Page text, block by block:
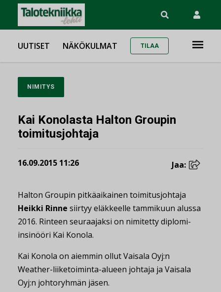
UUTISET NÄKÖKULMAT TILAA
NIMITYS
Kai Konolasta Halton Groupin
toimitusjohtaja
16.09.2015 11:26 Jaa:
Halton Groupin pitkäaikainen toimitusjohtaja
Heikki Rinne siirtyy eläkkeelle tammikuun alussa
2016. Rinteen seuraajaksi on nimitetty diplomi-
insinööri Kai Konola.
Kai Konola on aiemmin ollut Vaisala Oyj:n
Weather-liiketoiminta-alueen johtaja ja Vaisala
Oyj:n johtoryhmän jäsen.